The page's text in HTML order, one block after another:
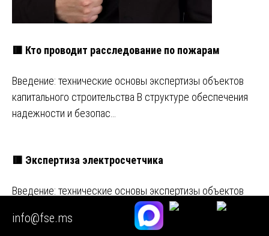
🟥 Кто проводит расследование по пожарам
Введение: технические основы экспертизы объектов
капитального строительства В структуре обеспечения
надежности и безопас…
🟥 Экспертиза электросчетчика
Введение: технические основы экспертизы объектов
капитального строительства В структуре обеспечения
надежности и безопас…
info@fse.ms